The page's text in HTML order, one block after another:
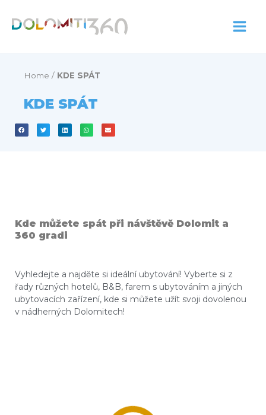
Home / KDE SPÁT
KDE SPÁT
Kde můžete spát při návštĕvĕ Dolomit a
360 gradi
Vyhledejte a najdĕte si ideální ubytování! Vyberte si z
řady různých hotelů, B&B, farem s ubytováním a jiných
ubytovacích zařízení, kde si můžete užít svoji dovolenou
v nádherných Dolomitech!